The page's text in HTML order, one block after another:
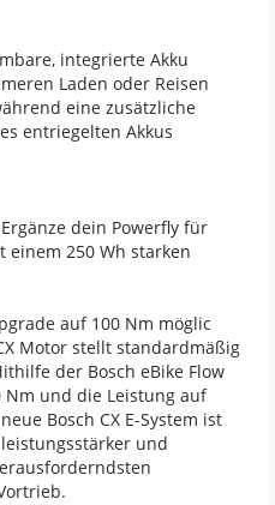
integrierte Akku
Laden oder Reisen
eine zusätzliche
entriegelten Akkus
dein Powerfly für
einem 250 Wh starken
auf 100 Nm möglic
Motor stellt standardmäßig
der Bosch eBike Flow
Nm und die Leistung auf
Bosch CX E-System ist
und